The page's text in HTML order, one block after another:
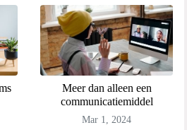
Meer dan alleen een
communicatiemiddel
Mar 1, 2024